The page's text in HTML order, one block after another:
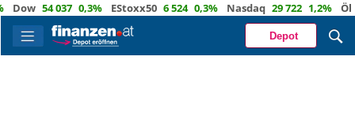
54 037 0,3% EStoxx50 6 524 0,3% Nasdaq 29 722 1,2% Öl
Depot